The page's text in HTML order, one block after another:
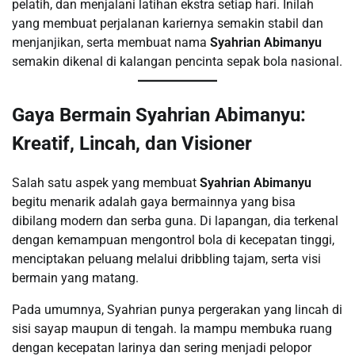
pelatih, dan menjalani latihan ekstra setiap hari. Inilah
yang membuat perjalanan kariernya semakin stabil dan
menjanjikan, serta membuat nama Syahrian Abimanyu
semakin dikenal di kalangan pencinta sepak bola nasional.
Gaya Bermain Syahrian Abimanyu:
Kreatif, Lincah, dan Visioner
Salah satu aspek yang membuat Syahrian Abimanyu
begitu menarik adalah gaya bermainnya yang bisa
dibilang modern dan serba guna. Di lapangan, dia terkenal
dengan kemampuan mengontrol bola di kecepatan tinggi,
menciptakan peluang melalui dribbling tajam, serta visi
bermain yang matang.
Pada umumnya, Syahrian punya pergerakan yang lincah di
sisi sayap maupun di tengah. Ia mampu membuka ruang
dengan kecepatan larinya dan sering menjadi pelopor